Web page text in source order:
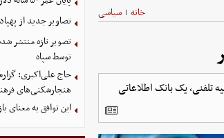
خانه | سیاسی
تخلیه تلفنی، یک بانک اطلاعاتی
تصاویر جدید از
توسط سپاه
حاج علی‌اکبری:
هنجارشکنی‌های
این توافق به